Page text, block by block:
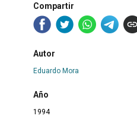
Compartir
Autor
Eduardo Mora
Año
1994